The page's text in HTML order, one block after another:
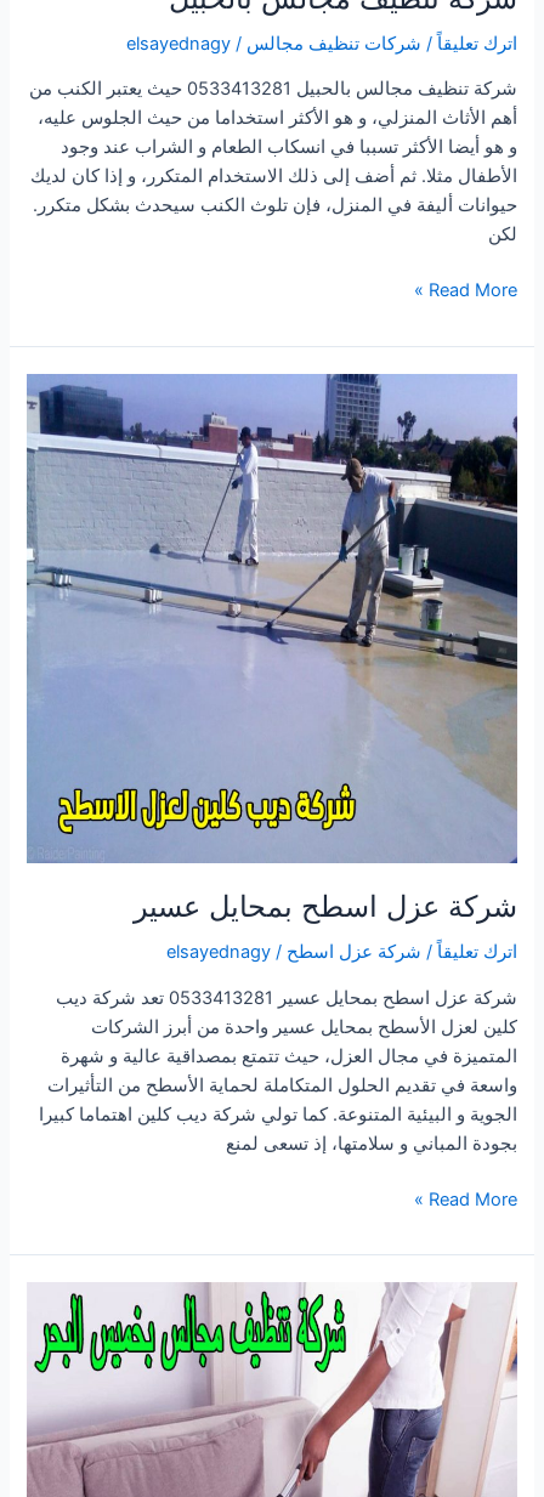
اترك تعليقاً / شركات تنظيف مجالس /
elsayednagy
شركة تنظيف مجالس بالحبيل 0533413281 حيث يعتبر الكنب من
أهم الأثاث المنزلي، و هو الأكثر استخداما من حيث الجلوس عليه،
و هو أيضا الأكثر تسببا في انسكاب الطعام و الشراب عند وجود
الأطفال مثلا. ثم أضف إلى ذلك الاستخدام المتكرر، و إذا كان لديك
حيوانات أليفة في المنزل، فإن تلوث الكنب سيحدث بشكل متكرر.
لكن
شركة
مجالس
بالحبيل
Read More »
شركة عزل اسطح بمحايل عسير
اترك تعليقاً / شركة عزل اسطح /
elsayednagy
شركة عزل اسطح بمحايل عسير 0533413281 تعد شركة ديب
كلين لعزل الأسطح بمحايل عسير واحدة من أبرز الشركات
المتميزة في مجال العزل، حيث تتمتع بمصداقية عالية و شهرة
واسعة في تقديم الحلول المتكاملة لحماية الأسطح من التأثيرات
الجوية و البيئية المتنوعة. كما تولي شركة ديب كلين اهتماما كبيرا
بجودة المباني و سلامتها، إذ تسعى لمنع
شركة
اسطح
بمحايل
عسير
Read More »